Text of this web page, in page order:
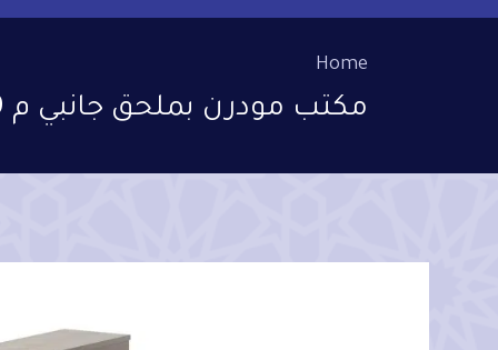
Home
مكتب مودرن بملحق جانبي م 2489